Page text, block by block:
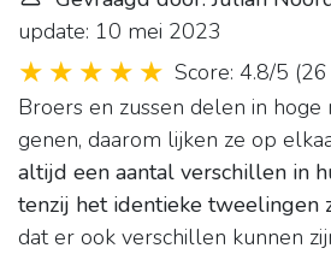
update: 10 mei 2023
Score: 4.8/5 (
Broers en zussen delen in
genen, daarom lijken ze op
altijd een aantal verschillen in
tenzij het identieke tweelingen
dat er ook verschillen kunnen